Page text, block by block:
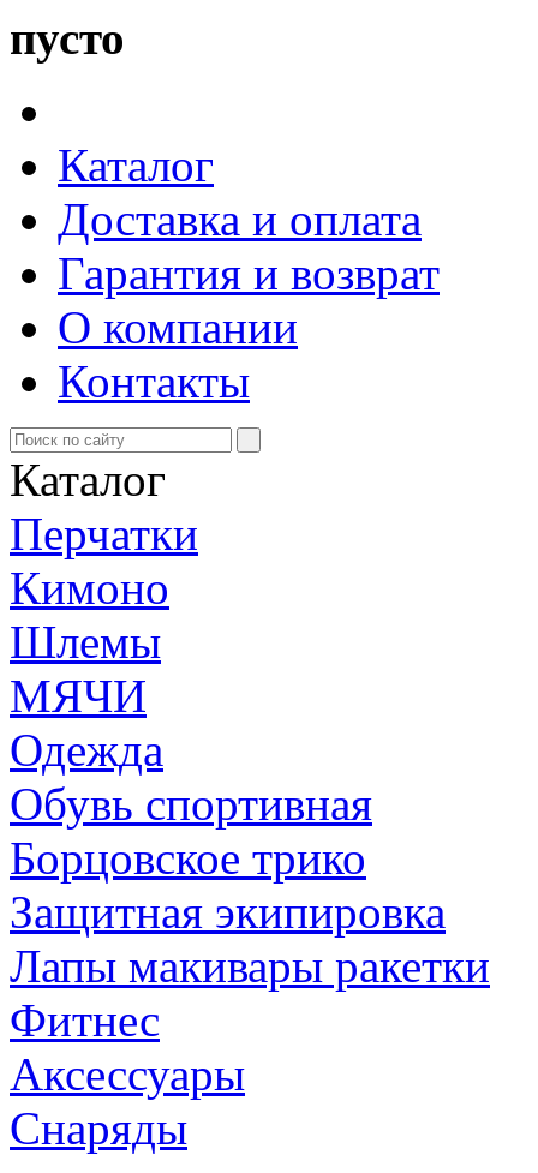
пусто
Каталог
Доставка и оплата
Гарантия и возврат
О компании
Контакты
Каталог
Перчатки
Кимоно
Шлемы
МЯЧИ
Одежда
Обувь спортивная
Борцовское трико
Защитная экипировка
Лапы макивары ракетки
Фитнес
Аксессуары
Снаряды